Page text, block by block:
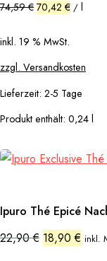
74,59€ 70,42 € / l
inkl. 19 % MwSt.
zzgl. Versandkosten
Lieferzeit: 2-5 Tage
Produkt enthält: 0,24 l
Ipuro Thé Epicé
22,90€
Preis
18,90€
Preis
inkl.